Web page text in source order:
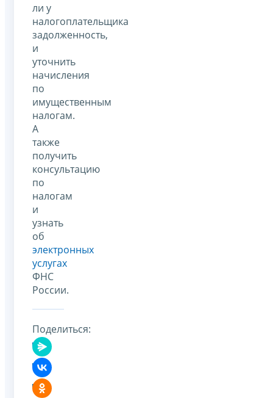
ли у
налогоплательщика
задолженность,
и
уточнить
начисления
по
имущественным
налогам.
А
также
получить
консультацию
по
налогам
и
узнать
об
электронных
услугах
ФНС
России.
Поделиться: